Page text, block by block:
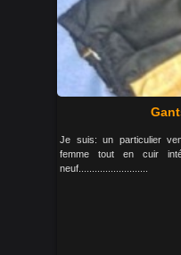
Je suis: un particulier
femme tout en cuir
neuf..........................